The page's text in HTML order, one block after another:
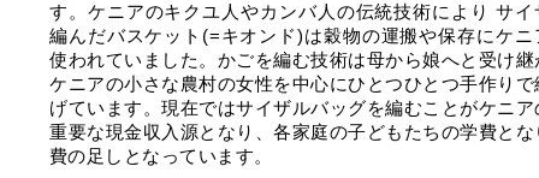
す。ケニアのキクユ人やカンバ人の伝統技術により サイ
編んだバスケット(=キオンド)は穀物の運搬や保存にケニ
使われていました。かごを編む技術は母から娘へと受け
ケニアの小さな農村の女性を中心にひとつひとつ手作り
げています。現在ではサイザルバッグを編むことがケニ
重要な現金収入源となり、各家庭の子どもたちの学費と
費の足しとなっています。